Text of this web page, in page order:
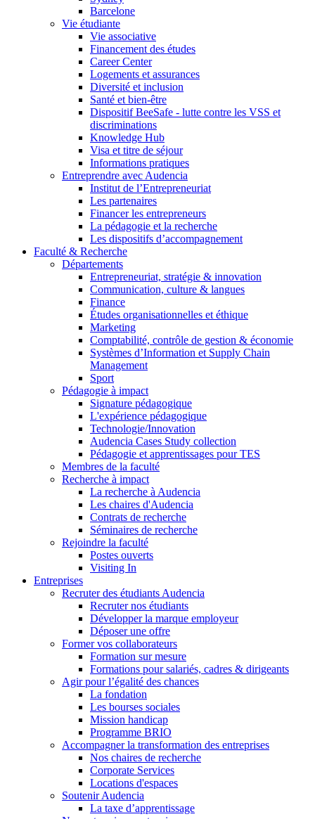
Barcelone
Vie étudiante
Vie associative
Financement des études
Career Center
Logements et assurances
Diversité et inclusion
Santé et bien-être
Dispositif BeeSafe - lutte contre les VSS et
discriminations
Knowledge Hub
Visa et titre de séjour
Informations pratiques
Entreprendre avec Audencia
Institut de l’Entrepreneuriat
Les partenaires
Financer les entrepreneurs
La pédagogie et la recherche
Les dispositifs d’accompagnement
Faculté & Recherche
Départements
Entrepreneuriat, stratégie & innovation
Communication, culture & langues
Finance
Études organisationnelles et éthique
Marketing
Comptabilité, contrôle de gestion & économie
Systèmes d’Information et Supply Chain
Management
Sport
Pédagogie à impact
Signature pédagogique
L'expérience pédagogique
Technologie/Innovation
Audencia Cases Study collection
Pédagogie et apprentissages pour TES
Membres de la faculté
Recherche à impact
La recherche à Audencia
Les chaires d'Audencia
Contrats de recherche
Séminaires de recherche
Rejoindre la faculté
Postes ouverts
Visiting In
Entreprises
Recruter des étudiants Audencia
Recruter nos étudiants
Développer la marque employeur
Déposer une offre
Former vos collaborateurs
Formation sur mesure
Formations pour salariés, cadres & dirigeants
Agir pour l’égalité des chances
La fondation
Les bourses sociales
Mission handicap
Programme BRIO
Accompagner la transformation des entreprises
Nos chaires de recherche
Corporate Services
Locations d'espaces
Soutenir Audencia
La taxe d’apprentissage